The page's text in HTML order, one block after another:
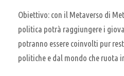
Obiettivo: con il Metaverso di
politica potrà raggiungere i
potranno essere coinvolti pur
politiche e dal mondo che ruota